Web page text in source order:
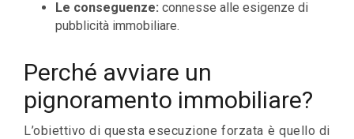
Le conseguenze: connesse alle esigenze di
pubblicità immobiliare.
Perché avviare un
pignoramento immobiliare?
L’obiettivo di questa esecuzione forzata è quello di